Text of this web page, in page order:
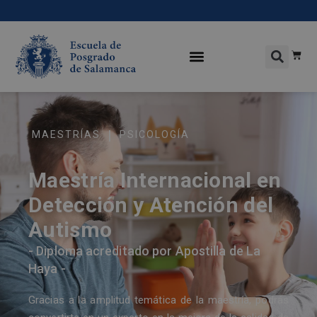
MAESTRÍAS | PSICOLOGÍA
Maestría Internacional en
Detección y Atención del
Autismo
- Diploma acreditado por Apostilla de La
Haya -
Gracias a la amplitud temática de la maestría, podrás